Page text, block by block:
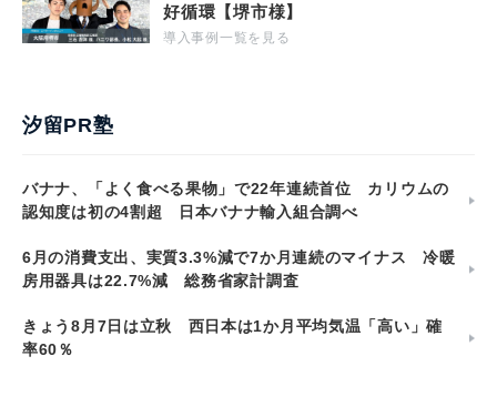
好循環【堺市様】
導入事例一覧を見る
汐留PR塾
バナナ、「よく食べる果物」で22年連続首位 カリウムの
認知度は初の4割超 日本バナナ輸入組合調べ
6月の消費支出、実質3.3%減で7か月連続のマイナス 冷暖
房用器具は22.7%減 総務省家計調査
きょう8月7日は立秋 西日本は1か月平均気温「高い」確
率60％